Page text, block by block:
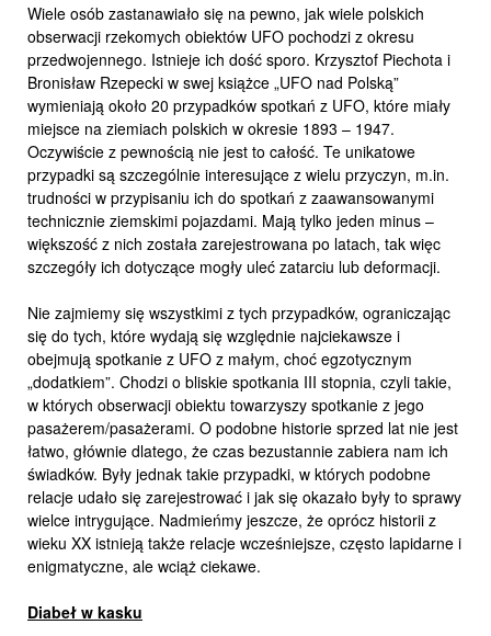
Wiele osób zastanawiało się na pewno, jak wiele polskich
obserwacji rzekomych obiektów UFO pochodzi z okresu
przedwojennego. Istnieje ich dość sporo. Krzysztof Piechota i
Bronisław Rzepecki w swej książce „UFO nad Polską”
wymieniają około 20 przypadków spotkań z UFO, które miały
miejsce na ziemiach polskich w okresie 1893 – 1947.
Oczywiście z pewnością nie jest to całość. Te unikatowe
przypadki są szczególnie interesujące z wielu przyczyn, m.in.
trudności w przypisaniu ich do spotkań z zaawansowanymi
technicznie ziemskimi pojazdami. Mają tylko jeden minus –
większość z nich została zarejestrowana po latach, tak więc
szczegóły ich dotyczące mogły uleć zatarciu lub deformacji.
Nie zajmiemy się wszystkimi z tych przypadków, ograniczając
się do tych, które wydają się względnie najciekawsze i
obejmują spotkanie z UFO z małym, choć egzotycznym
„dodatkiem”. Chodzi o bliskie spotkania III stopnia, czyli takie,
w których obserwacji obiektu towarzyszy spotkanie z jego
pasażerem/pasażerami. O podobne historie sprzed lat nie jest
łatwo, głównie dlatego, że czas bezustannie zabiera nam ich
świadków. Były jednak takie przypadki, w których podobne
relacje udało się zarejestrować i jak się okazało były to sprawy
wielce intrygujące. Nadmieńmy jeszcze, że oprócz historii z
wieku XX istnieją także relacje wcześniejsze, często lapidarne i
enigmatyczne, ale wciąż ciekawe.
Diabeł w kasku